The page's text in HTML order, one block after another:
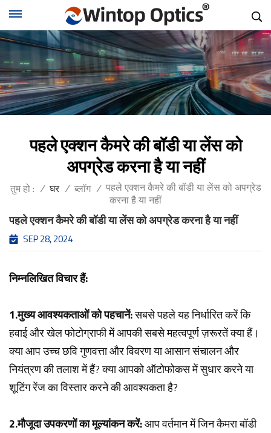
पहले एक्शन कैमरे की बॉडी या लेंस को
अपग्रेड करना है या नहीं
तुम हो : / घर / ब्लॉग / पहले एक्शन कैमरे की बॉडी या लेंस को अपग्रेड
करना है या नहीं
पहले एक्शन कैमरे की बॉडी या लेंस को अपग्रेड करना है या नहीं
SEP 28, 2024
निम्नलिखित विचार हैं:
1.मुख्य आवश्यकताओं को पहचानें:सबसे पहले यह निर्धारित करें कि
हवाई और खेल फोटोग्राफी में आपकी सबसे महत्वपूर्ण ज़रूरतें क्या हैं।
क्या आप उच्च छवि गुणवत्ता और विवरण या आसान संचालन और
नियंत्रण की तलाश में हैं?क्या आपको ऑटोफोकस में सुधार करने या
शूटिंग रेंज का विस्तार करने की आवश्यकता है?
2.मौजूदा उपकरणों का मूल्यांकन करें:आप वर्तमान में जिन कैमरा बॉडी